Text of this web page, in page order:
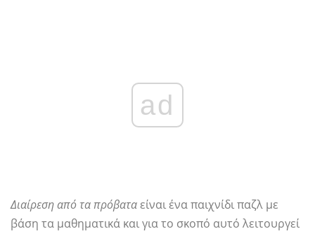
ad
Διαίρεση από τα πρόβαταείναι ένα παιχνίδι παζλ με
βάση τα μαθηματικά και για το σκοπό αυτό λειτουργεί